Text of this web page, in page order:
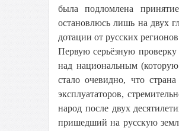
была подломлена
остановлюсь лишь на двух
дотации от русских
Первую серьёзную
над национальным
стало очевидно, что
эксплуататоров,
народ после двух
пришедший на русскую